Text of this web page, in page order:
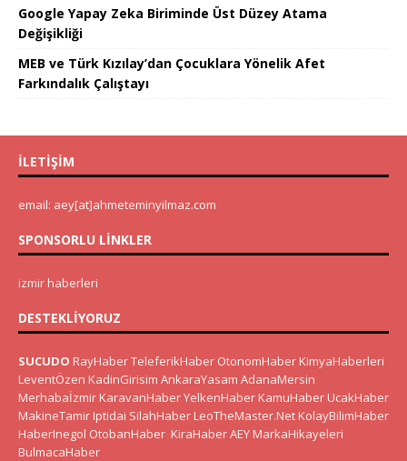
Google Yapay Zeka Biriminde Üst Düzey Atama
Değişikliği
MEB ve Türk Kızılay’dan Çocuklara Yönelik Afet
Farkındalık Çalıştayı
İLETIŞIM
email: aey[at]ahmeteminyilmaz.com
SPONSORLU LINKLER
izmir haberleri
DESTEKLIYORUZ
SUCUDO RayHaberTeleferikHaber OtonomHaber KimyaHaberleri
LeventÖzen KadinGirisim AnkaraYasam AdanaMersin
Merhabaİzmir KaravanHaberYelkenHaber KamuHaber UcakHaber
MakineTamir Iptidai SilahHaber LeoTheMaster.Net KolayBilimHaber
HaberInegol OtobanHaber KiraHaberAEY MarkaHikayeleri
BulmacaHaber